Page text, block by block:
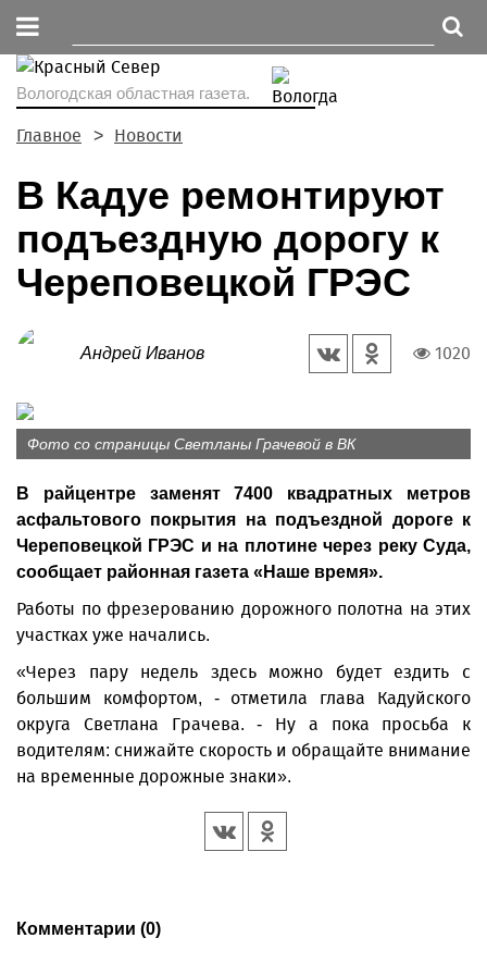
Вологодская областная газета.
Главное Новости
В Кадуе ремонтируют
подъездную дорогу к
Череповецкой ГРЭС
Андрей Иванов 1020
Фото со страницы Светланы Грачевой в ВК
В райцентре заменят 7400 квадратных метров
асфальтового покрытия на подъездной дороге к
Череповецкой ГРЭС и на плотине через реку Суда,
сообщает районная газета «Наше время».
Работы по фрезерованию дорожного полотна на этих
участках уже начались.
«Через пару недель здесь можно будет ездить с
большим комфортом, - отметила глава Кадуйского
округа Светлана Грачева. - Ну а пока просьба к
водителям: снижайте скорость и обращайте внимание
на временные дорожные знаки».
Комментарии (0)